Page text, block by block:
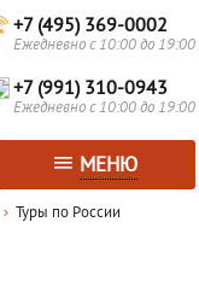
+7 (495) 369-0002
Ежедневно с 10:00 до 19:00
+7 (991) 310-0943
Ежедневно с 10:00 до 19:00
МЕНЮ
Туры по России